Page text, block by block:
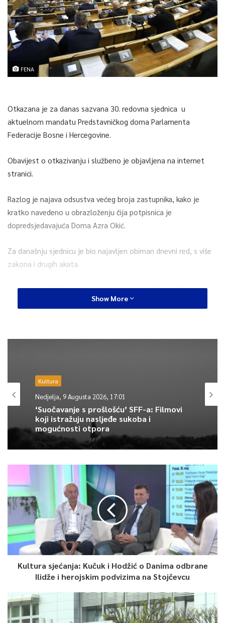
FENA
Otkazana je za danas sazvana 30. redovna sjednica u
aktuelnom mandatu Predstavničkog doma Parlamenta
Federacije Bosne i Hercegovine.
Obavijest o otkazivanju i službeno je objavljena na internet
stranici.
Razlog je najava odsustva većeg broja zastupnika, kako je
kratko navedeno u obrazloženju čija potpisnica je
dopredsjedavajuća Doma Azra Okić.
Za današnju sjednicu je bio najavljen obiman dnevni red, s više
zakona i drugih akata.
Jedna od najavljenih tema bio je i izbor predsjedavajućeg
Predstavničkog doma nakon što je Dragan Mioković razriješen
Naša stranka, čiji je Mioković kadar, predložila je da
0
Article Rating
Show More
Kultura
Nedjelja, 9 Augusta 2026, 17:01
‘Suočavanje s prošlošću’ SFF-a: Filmovi
koji istražuju nasljeđe sukoba i
mogućnosti otpora
Kultura sjećanja: Kučuk i Hodžić o Danima odbrane
Ilidže i herojskim podvizima na Stojčevcu